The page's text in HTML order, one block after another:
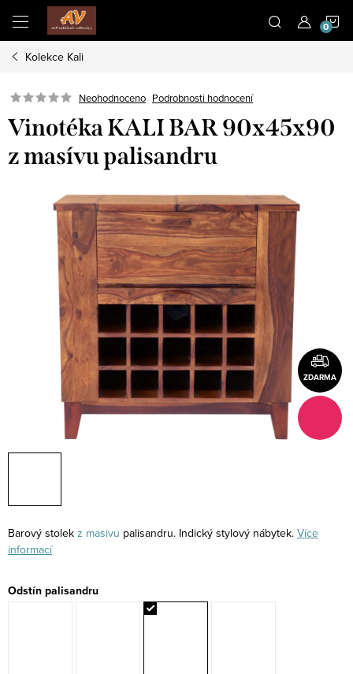
obsah
Kolekce Kali
Neohodnoceno Podrobnosti hodnocení
Vinotéka KALI BAR 90x45x90
z masívu palisandru
ZDARMA
Barový stolek z masivu palisandru. Indický stylový nábytek. Více
informací
Odstín palisandru